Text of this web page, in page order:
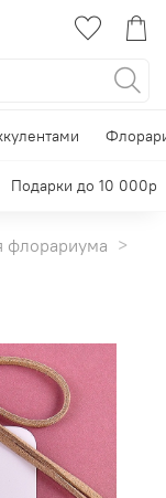
Подарки до 10 000р
флорариума